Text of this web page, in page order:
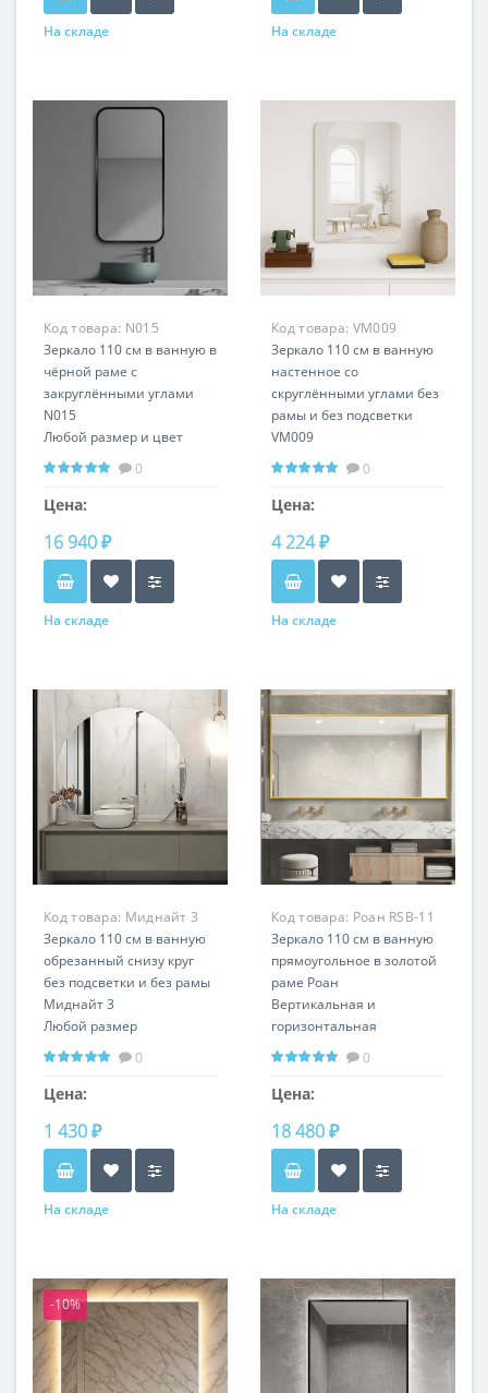
На складе На складе
Код товара: N015
Зеркало 110 см в ванную в
чёрной раме с
закруглёнными углами
N015
Любой размер и цвет
0
Цена:
16 940 ₽
На складе
Код товара: VM009
Зеркало 110 см в ванную
настенное со
скруглёнными углами без
рамы и без подсветки
VM009
0
Цена:
4 224 ₽
На складе
Код товара: Миднайт 3
RS87054
Зеркало 110 см в ванную
обрезанный снизу круг
без подсветки и без рамы
Миднайт 3
Любой размер
0
Цена:
1 430 ₽
На складе
Код товара: Роан RSB-11
Зеркало 110 см в ванную
прямоугольное в золотой
раме Роан
Вертикальная и
горизонтальная
установкаЛюбой размер и
0
Цена:
18 480 ₽
На складе
-10%